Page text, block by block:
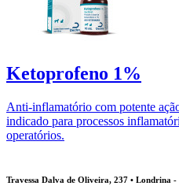
Ketoprofeno 1%
Anti-inflamatório com potente
indicado para processos
operatórios.
Travessa Dalva de Oliveira, 237 • Londrina -